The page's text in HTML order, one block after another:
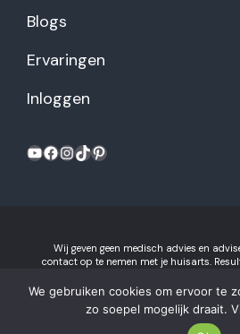
Blogs
Ervaringen
Inloggen
Wij geven geen medisch advies en
contact op te nemen met je huisarts.
privacyverklaring
Gezonderecepten.nl is onderdeel van
We gebruiken cookies om ervoor te
zo soepel mogelijk draait.